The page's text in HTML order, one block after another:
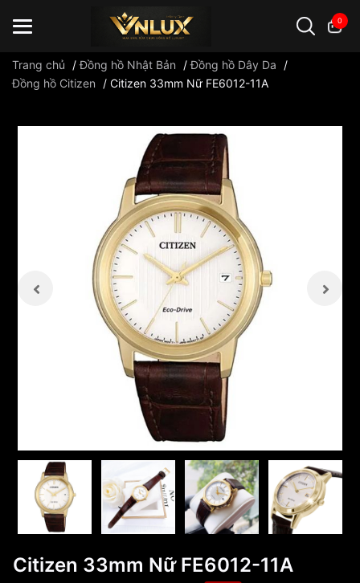
0
Trang chủ /Đồng hồ Nhật Bản /Đồng hồ Dây Da
/
Đồng hồ Citizen
/ Citizen 33mm Nữ FE6012-11A
Citizen 33mm Nữ FE6012-11A